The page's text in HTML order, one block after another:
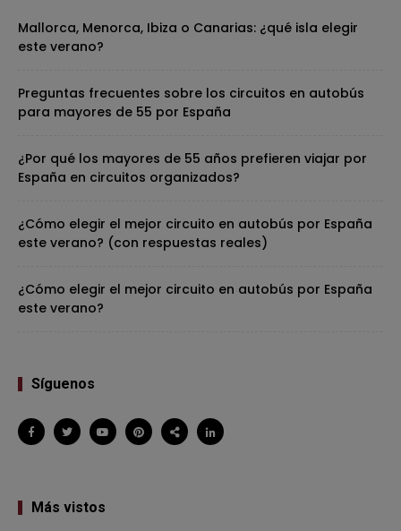
Mallorca, Menorca, Ibiza o Canarias: ¿qué isla elegir
este verano?
Preguntas frecuentes sobre los circuitos en autobús
para mayores de 55 por España
¿Por qué los mayores de 55 años prefieren viajar por
España en circuitos organizados?
¿Cómo elegir el mejor circuito en autobús por España
este verano? (con respuestas reales)
¿Cómo elegir el mejor circuito en autobús por España
este verano?
Síguenos
Más vistos